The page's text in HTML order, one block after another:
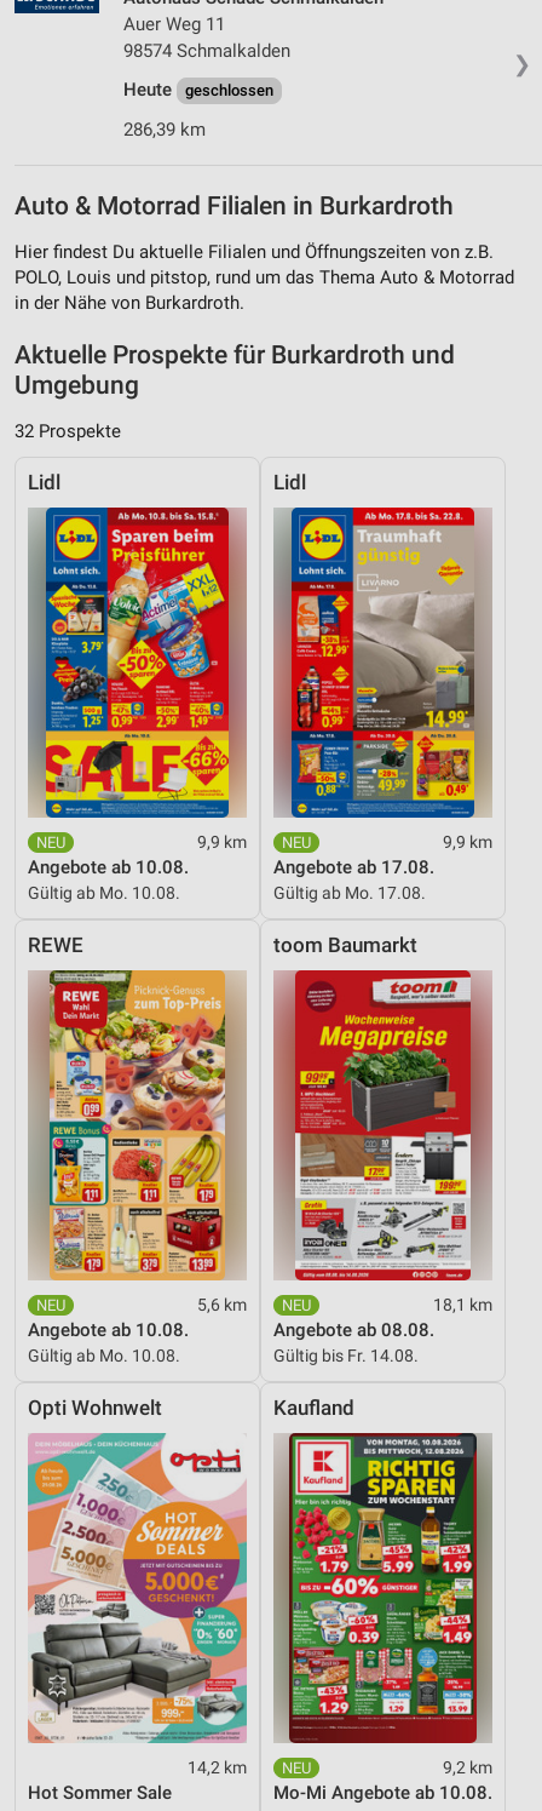
❯
Auer Weg 11
98574 Schmalkalden
Heute
geschlossen
286,39 km
Auto & Motorrad Filialen in Burkardroth
Hier findest Du aktuelle Filialen und Öffnungszeiten von z.B.
POLO, Louis und pitstop, rund um das Thema Auto & Motorrad
in der Nähe von Burkardroth.
Aktuelle Prospekte für Burkardroth und
Umgebung
32 Prospekte
Lidl
9,9 km
Angebote ab 10.08.
Gültig ab Mo. 10.08.
Lidl
9,9 km
Angebote ab 17.08.
Gültig ab Mo. 17.08.
REWE
5,6 km
Angebote ab 10.08.
Gültig ab Mo. 10.08.
toom Baumarkt
18,1 km
Angebote ab 08.08.
Gültig bis Fr. 14.08.
Opti Wohnwelt
14,2 km
Hot Sommer Sale
Kaufland
9,2 km
Mo-Mi Angebote ab 10.08.